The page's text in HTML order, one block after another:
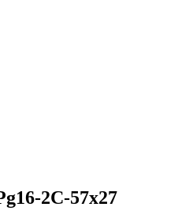
2С-57х27